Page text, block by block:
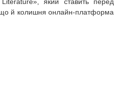
що й колишня онлайн-платформа